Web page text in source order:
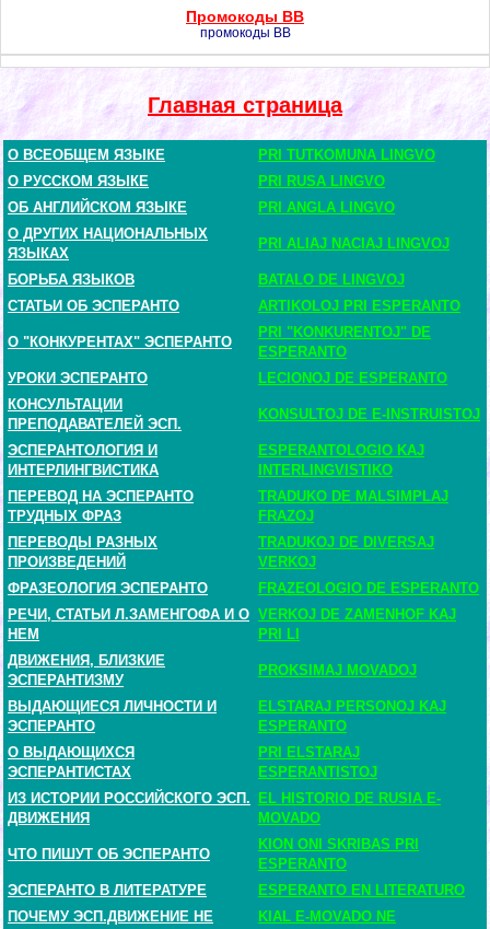
Промокоды BB
промокоды BB
Главная страница
О ВСЕОБЩЕМ ЯЗЫКЕ
PRI TUTKOMUNA LINGVO
О РУССКОМ ЯЗЫКЕ
PRI RUSA LINGVO
ОБ АНГЛИЙСКОМ ЯЗЫКЕ
PRI ANGLA LINGVO
О ДРУГИХ НАЦИОНАЛЬНЫХ
ЯЗЫКАХ
PRI ALIAJ NACIAJ LINGVOJ
БОРЬБА ЯЗЫКОВ
BATALO DE LINGVOJ
СТАТЬИ ОБ ЭСПЕРАНТО
ARTIKOLOJ PRI ESPERANTO
О "КОНКУРЕНТАХ" ЭСПЕРАНТО
PRI "KONKURENTOJ" DE
ESPERANTO
УРОКИ ЭСПЕРАНТО
LECIONOJ DE ESPERANTO
КОНСУЛЬТАЦИИ
ПРЕПОДАВАТЕЛЕЙ ЭСП.
KONSULTOJ DE E-INSTRUISTOJ
ЭСПЕРАНТОЛОГИЯ И
ИНТЕРЛИНГВИСТИКА
ESPERANTOLOGIO KAJ
INTERLINGVISTIKO
ПЕРЕВОД НА ЭСПЕРАНТО
ТРУДНЫХ ФРАЗ
TRADUKO DE MALSIMPLAJ
FRAZOJ
ПЕРЕВОДЫ РАЗНЫХ
ПРОИЗВЕДЕНИЙ
TRADUKOJ DE DIVERSAJ
VERKOJ
ФРАЗЕОЛОГИЯ ЭСПЕРАНТО
FRAZEOLOGIO DE ESPERANTO
РЕЧИ, СТАТЬИ Л.ЗАМЕНГОФА И О
НЕМ
VERKOJ DE ZAMENHOF KAJ
PRI LI
ДВИЖЕНИЯ, БЛИЗКИЕ
ЭСПЕРАНТИЗМУ
PROKSIMAJ MOVADOJ
ВЫДАЮЩИЕСЯ ЛИЧНОСТИ И
ЭСПЕРАНТО
ELSTARAJ PERSONOJ KAJ
ESPERANTO
О ВЫДАЮЩИХСЯ
ЭСПЕРАНТИСТАХ
PRI ELSTARAJ
ESPERANTISTOJ
ИЗ ИСТОРИИ РОССИЙСКОГО ЭСП.
ДВИЖЕНИЯ
EL HISTORIO DE RUSIA E-
MOVADO
ЧТО ПИШУТ ОБ ЭСПЕРАНТО
KION ONI SKRIBAS PRI
ESPERANTO
ЭСПЕРАНТО В ЛИТЕРАТУРЕ
ESPERANTO EN LITERATURO
ПОЧЕМУ ЭСП.ДВИЖЕНИЕ НЕ
KIAL E-MOVADO NE